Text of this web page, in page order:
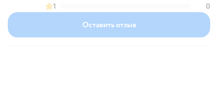
1
0
Оставить отзыв